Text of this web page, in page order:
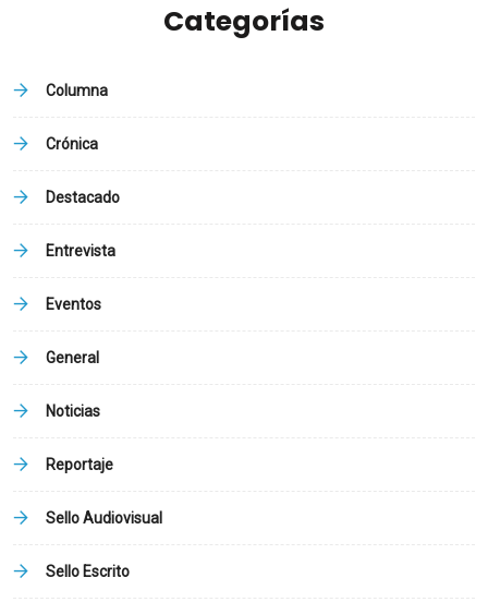
Categorías
Columna
Crónica
Destacado
Entrevista
Eventos
General
Noticias
Reportaje
Sello Audiovisual
Sello Escrito